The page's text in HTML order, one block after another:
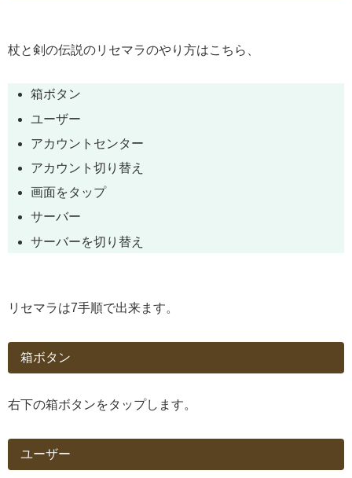
杖と剣の伝説のリセマラのやり方はこちら、
箱ボタン
ユーザー
アカウントセンター
アカウント切り替え
画面をタップ
サーバー
サーバーを切り替え
リセマラは7手順で出来ます。
箱ボタン
右下の箱ボタンをタップします。
ユーザー